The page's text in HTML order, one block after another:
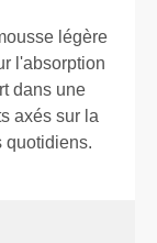
légère
l'absorption
dans une
axés sur la
quotidiens.